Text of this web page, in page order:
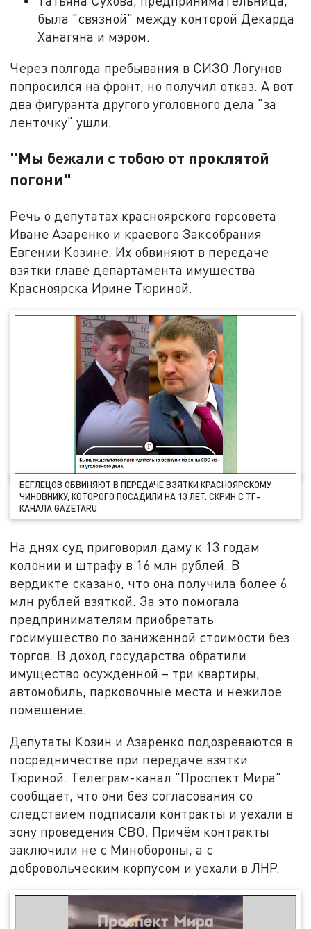
была "связной" между конторой Декарда
Ханагяна и мэром.
Через полгода пребывания в СИЗО Логунов
попросился на фронт, но получил отказ. А вот
два фигуранта другого уголовного дела "за
ленточку" ушли.
"Мы бежали с тобою от проклятой
погони"
Речь о депутатах красноярского горсовета
Иване Азаренко и краевого Заксобрания
Евгении Козине. Их обвиняют в передаче
взятки главе департамента имущества
Красноярска Ирине Тюриной.
БЕГЛЕЦОВ ОБВИНЯЮТ В ПЕРЕДАЧЕ ВЗЯТКИ КРАСНОЯРСКОМУ
ЧИНОВНИКУ, КОТОРОГО ПОСАДИЛИ НА 13 ЛЕТ. СКРИН С ТГ-
КАНАЛА GAZETARU
На днях суд приговорил даму к 13 годам
колонии и штрафу в 16 млн рублей. В
вердикте сказано, что она получила более 6
млн рублей взяткой. За это помогала
предпринимателям приобретать
госимущество по заниженной стоимости без
торгов. В доход государства обратили
имущество осуждённой – три квартиры,
автомобиль, парковочные места и нежилое
помещение.
Депутаты Козин и Азаренко подозреваются в
посредничестве при передаче взятки
Тюриной. Телеграм-канал "Проспект Мира"
сообщает, что они без согласования со
следствием подписали контракты и уехали в
зону проведения СВО. Причём контракты
заключили не с Минобороны, а с
добровольческим корпусом и уехали в ЛНР.